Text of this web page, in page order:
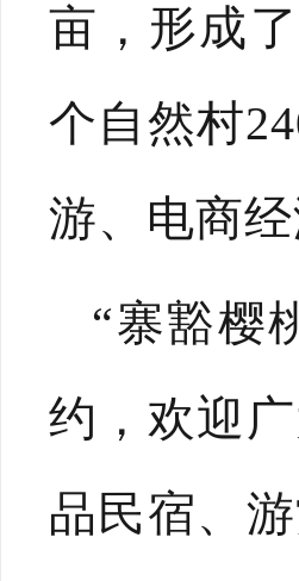
亩，形成
个自然村
游、电商
“寨豁樱
约，欢迎
品民宿、